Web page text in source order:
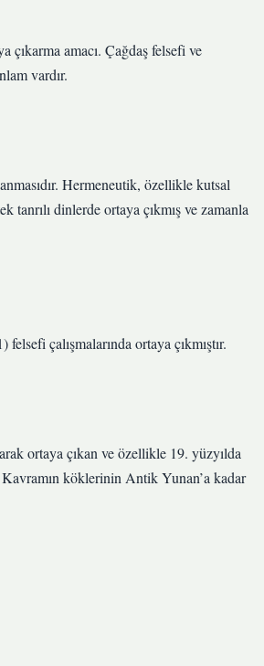
çıkarma amacı. Çağdaş felsefi ve
vardır.
Hermeneutik, özellikle kutsal
tanrılı dinlerde ortaya çıkmış ve zamanla
çalışmalarında ortaya çıkmıştır.
ortaya çıkan ve özellikle 19. yüzyılda
köklerinin Antik Yunan’a kadar